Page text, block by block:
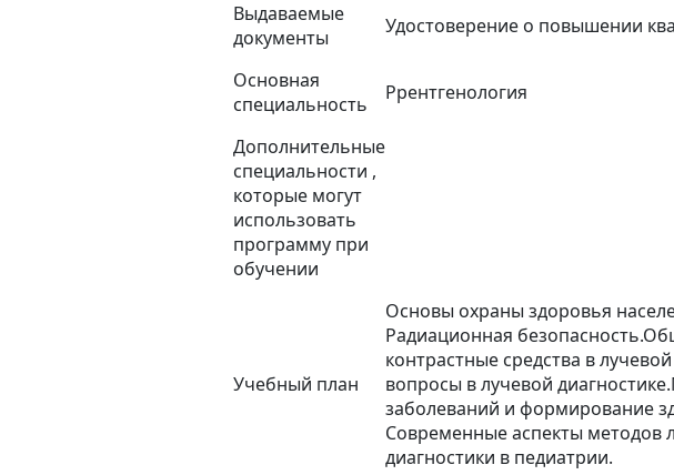
Выдаваемые
документы
Удостоверение о повышении
Основная
специальность
Ррентгенология
Дополнительные
специальности ,
которые могут
использовать
программу при
обучении
Учебный план
Основы охраны здоровья
Радиационная
контрастные средства в
вопросы в лучевой
заболеваний и формирование
Современные аспекты методов
диагностики в педиатрии.